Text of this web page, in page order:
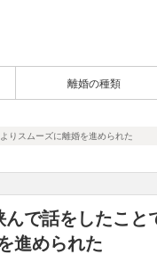
離婚の種類
りスムーズに離婚を進められた
んで話をしたこと
進められた